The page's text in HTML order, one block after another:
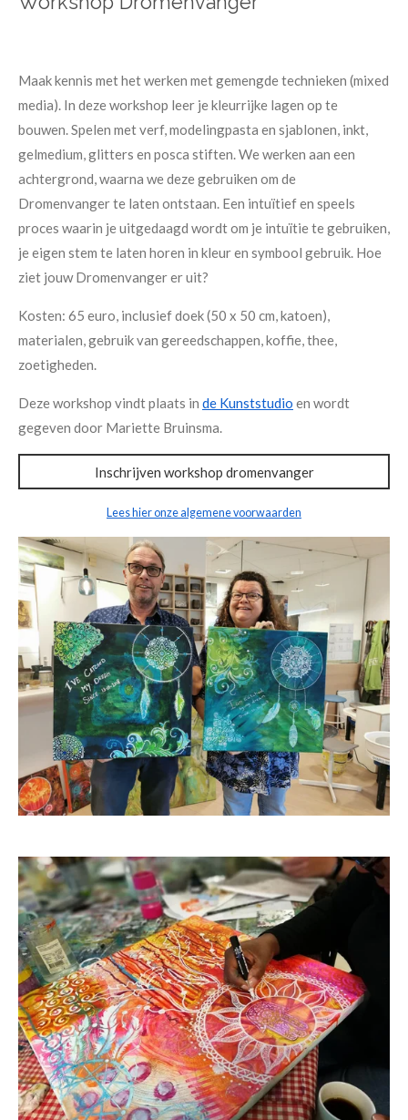
Maak kennis met het werken met gemengde technieken (mixed
media). In deze workshop leer je kleurrijke lagen op te
bouwen. Spelen met verf, modelingpasta en sjablonen, inkt,
gelmedium, glitters en posca stiften. We werken aan een
achtergrond, waarna we deze gebruiken om de
Dromenvanger te laten ontstaan. Een intuïtief en speels
proces waarin je uitgedaagd wordt om je intuïtie te gebruiken,
je eigen stem te laten horen in kleur en symbool gebruik. Hoe
ziet jouw Dromenvanger er uit?
Kosten: 65 euro, inclusief doek (50 x 50 cm, katoen),
materialen, gebruik van gereedschappen, koffie, thee,
zoetigheden.
Deze workshop vindt plaats in de Kunststudio en wordt
gegeven door Mariette Bruinsma.
Inschrijven workshop dromenvanger
Lees hier onze algemene voorwaarden